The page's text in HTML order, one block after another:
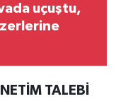
uçuştu,
TALEBİ